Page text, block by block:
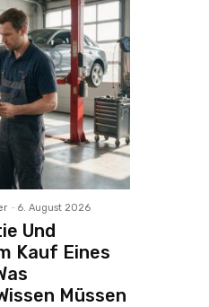
- 6. August 2026
Und
Kauf Eines
Müssen